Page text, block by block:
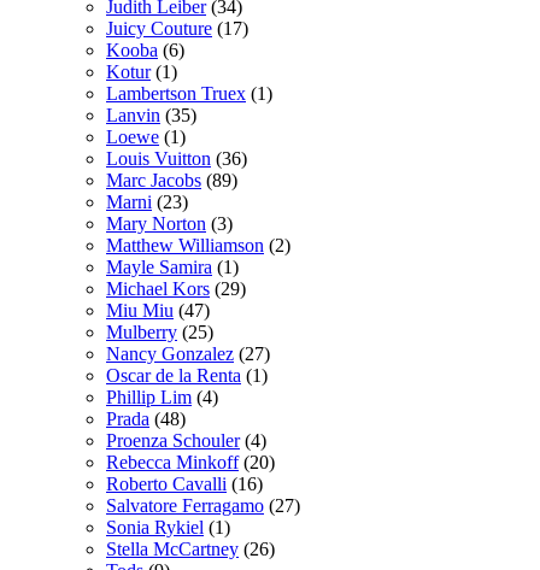
Judith Leiber(34)
Juicy Couture (17)
Kooba (6)
Kotur(1)
Lambertson Truex (1)
Lanvin (35)
Loewe (1)
Louis Vuitton (36)
Marc Jacobs (89)
Marni (23)
Mary Norton (3)
Matthew Williamson (2)
Mayle Samira (1)
Michael Kors (29)
Miu Miu (47)
Mulberry (25)
Nancy Gonzalez (27)
Oscar de la Renta (1)
Phillip Lim (4)
Prada (48)
Proenza Schouler(4)
Rebecca Minkoff(20)
Roberto Cavalli (16)
Salvatore Ferragamo (27)
Sonia Rykiel (1)
Stella McCartney (26)